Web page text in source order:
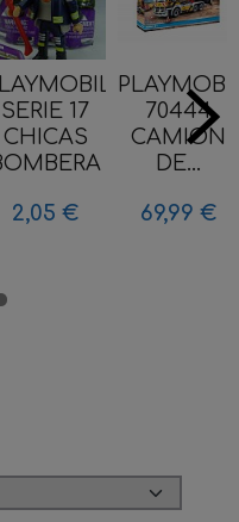
SERIE 17
CHICAS
2,05 €
70444
CAMION
DE...
69,99 €